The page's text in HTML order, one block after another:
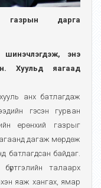
газрын дарга
шинэчлэгдэж, энэ
Хуульд яагаад
анх батлагдаж
гэсэн гурван
ерөнхий газрыг
дагаж мөрдөж
батлагдсан байдаг.
бүртгэлийн талаарх
яаж хангах, ямар